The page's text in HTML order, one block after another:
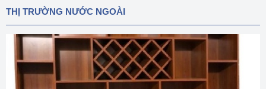
THỊ TRƯỜNG NƯỚC NGOÀI